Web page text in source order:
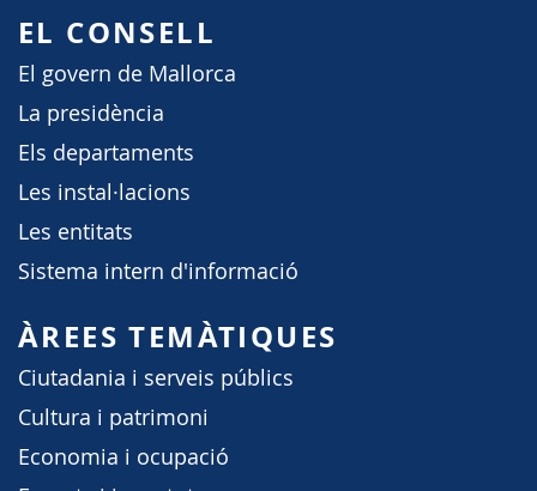
EL CONSELL
El govern de Mallorca
La presidència
Els departaments
Les instal·lacions
Les entitats
Sistema intern d'informació
ÀREES TEMÀTIQUES
Ciutadania i serveis públics
Cultura i patrimoni
Economia i ocupació